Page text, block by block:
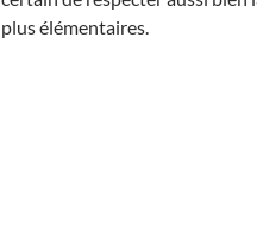
plus élémentaires.